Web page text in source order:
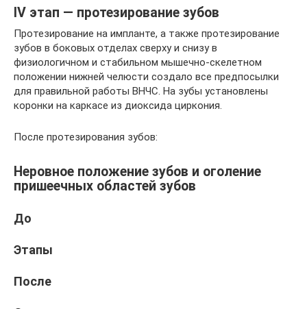
IV этап — протезирование зубов
Протезирование на импланте, а также протезирование
зубов в боковых отделах сверху и снизу в
физиологичном и стабильном мышечно-скелетном
положении нижней челюсти создало все предпосылки
для правильной работы ВНЧС. На зубы установлены
коронки на каркасе из диоксида циркония.
После протезирования зубов:
Неровное положение зубов и оголение
пришеечных областей зубов
До
Этапы
После